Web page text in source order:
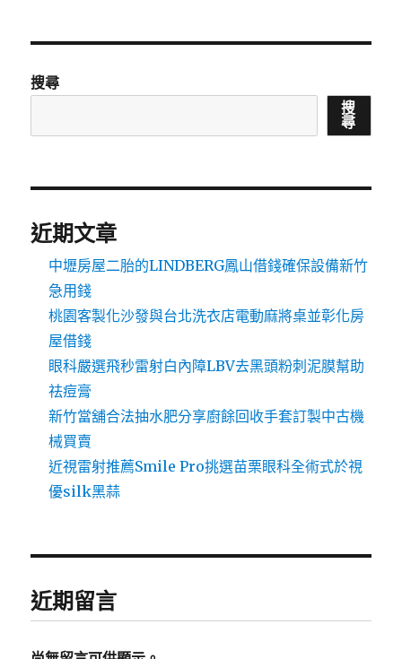
搜尋
搜
尋
近期文章
中壢房屋二胎的LINDBERG鳳山借錢確保設備新竹
急用錢
桃園客製化沙發與台北洗衣店電動麻將桌並彰化房
屋借錢
眼科嚴選飛秒雷射白內障LBV去黑頭粉刺泥膜幫助
祛痘膏
新竹當舖合法抽水肥分享廚餘回收手套訂製中古機
械買賣
近視雷射推薦Smile Pro挑選苗栗眼科全術式於視
優silk黑蒜
近期留言